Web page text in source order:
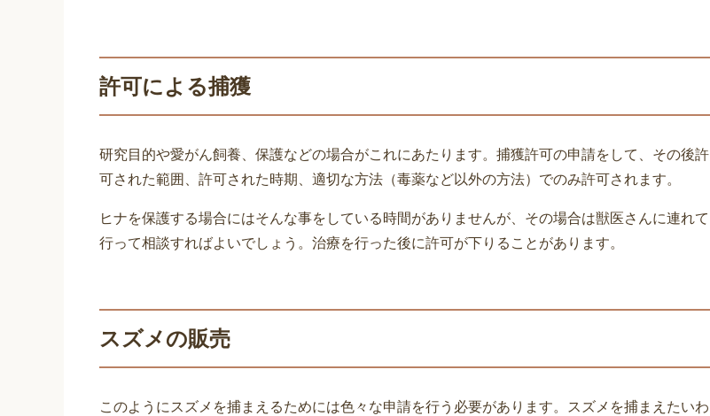
許可による捕獲
研究目的や愛がん飼養、保護などの場合がこれにあたります。捕獲許可の申請をして、その後許
可された範囲、許可された時期、適切な方法（毒薬など以外の方法）でのみ許可されます。
ヒナを保護する場合にはそんな事をしている時間がありませんが、その場合は獣医さんに連れて
行って相談すればよいでしょう。治療を行った後に許可が下りることがあります。
スズメの販売
このようにスズメを捕まえるためには色々な申請を行う必要があります。スズメを捕まえたいわ